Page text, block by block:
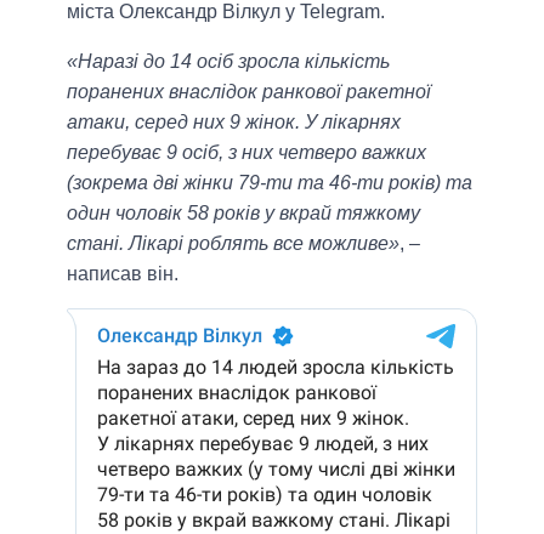
міста Олександр Вілкул у Telegram.
«Наразі до 14 осіб зросла кількість
поранених внаслідок ранкової ракетної
атаки, серед них 9 жінок. У лікарнях
перебуває 9 осіб, з них четверо важких
(зокрема дві жінки 79-ти та 46-ти років) та
один чоловік 58 років у вкрай тяжкому
стані. Лікарі роблять все можливе», –
написав він.